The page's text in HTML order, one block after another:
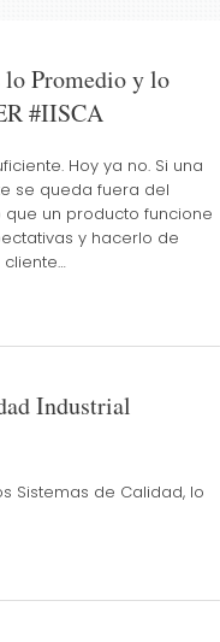
Promedio y lo
#IISCA
Hoy ya no. Si una
se queda fuera del
que un producto funcione
y hacerlo de
Industrial
Sistemas de Calidad, lo